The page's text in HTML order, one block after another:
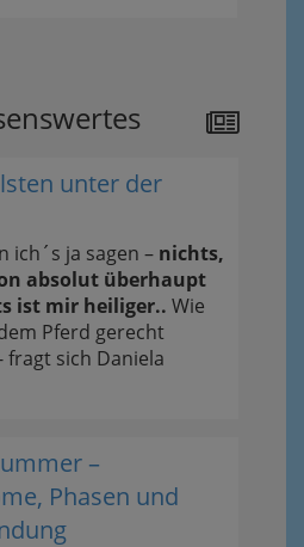
unter der
ich´s ja sagen – nichts,
absolut überhaupt
ist mir heiliger.. Wie
Pferd gerecht
fragt sich Daniela
–
Phasen und